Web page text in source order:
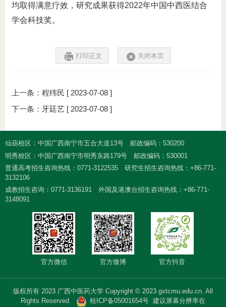
均取得满意疗效，研究成果获得2022年中国中西医结合
学会科技奖。
打印正文 关闭本页
上一条： 程纬民 [ 2023-07-08 ]
下一条： 牙廷艺 [ 2023-07-08 ]
仙葫校区：中国广西南宁市五合大道13号
邮政编码：530200
明秀校区：中国广西南宁市明秀东路179号
邮政编码：530001
普通高考招生咨询热线：0771-3122535
研究生招生咨询热线：+86-771-
3132106
成教招生咨询：0771-3136191
外国及港澳台招生咨询热线：+86-771-
3148091
官方微信 官方微博 官方抖音
版权所有 2023 广西中医药大学 Copyright © 2023 gxtcmu.edu.cn. All
Rights Reserved
桂ICP备05001654号 建议屏幕分辨率在